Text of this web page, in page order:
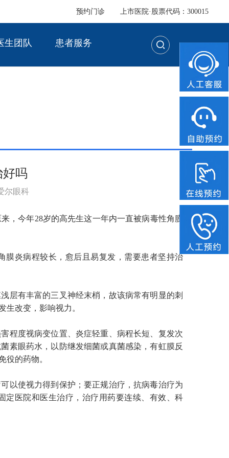
预约门诊 上市医院·股票代码：300015
生团队 患者服务
吗
尔眼科
今年28岁的高先生这一年内一直被病毒性角膜
炎病程较长，愈后且易复发，需要患者坚持治
有丰富的三叉神经末梢，故该病常有明显的刺
生改变，影响视力。
度视病变位置、炎症轻重、病程长短、复发次
素眼药水，以防继发细菌或真菌感染，有虹膜反
役的药物。
使视力得到保护；要正规治疗，抗病毒治疗为
定医院和医生治疗，治疗用药要连续、有效、科